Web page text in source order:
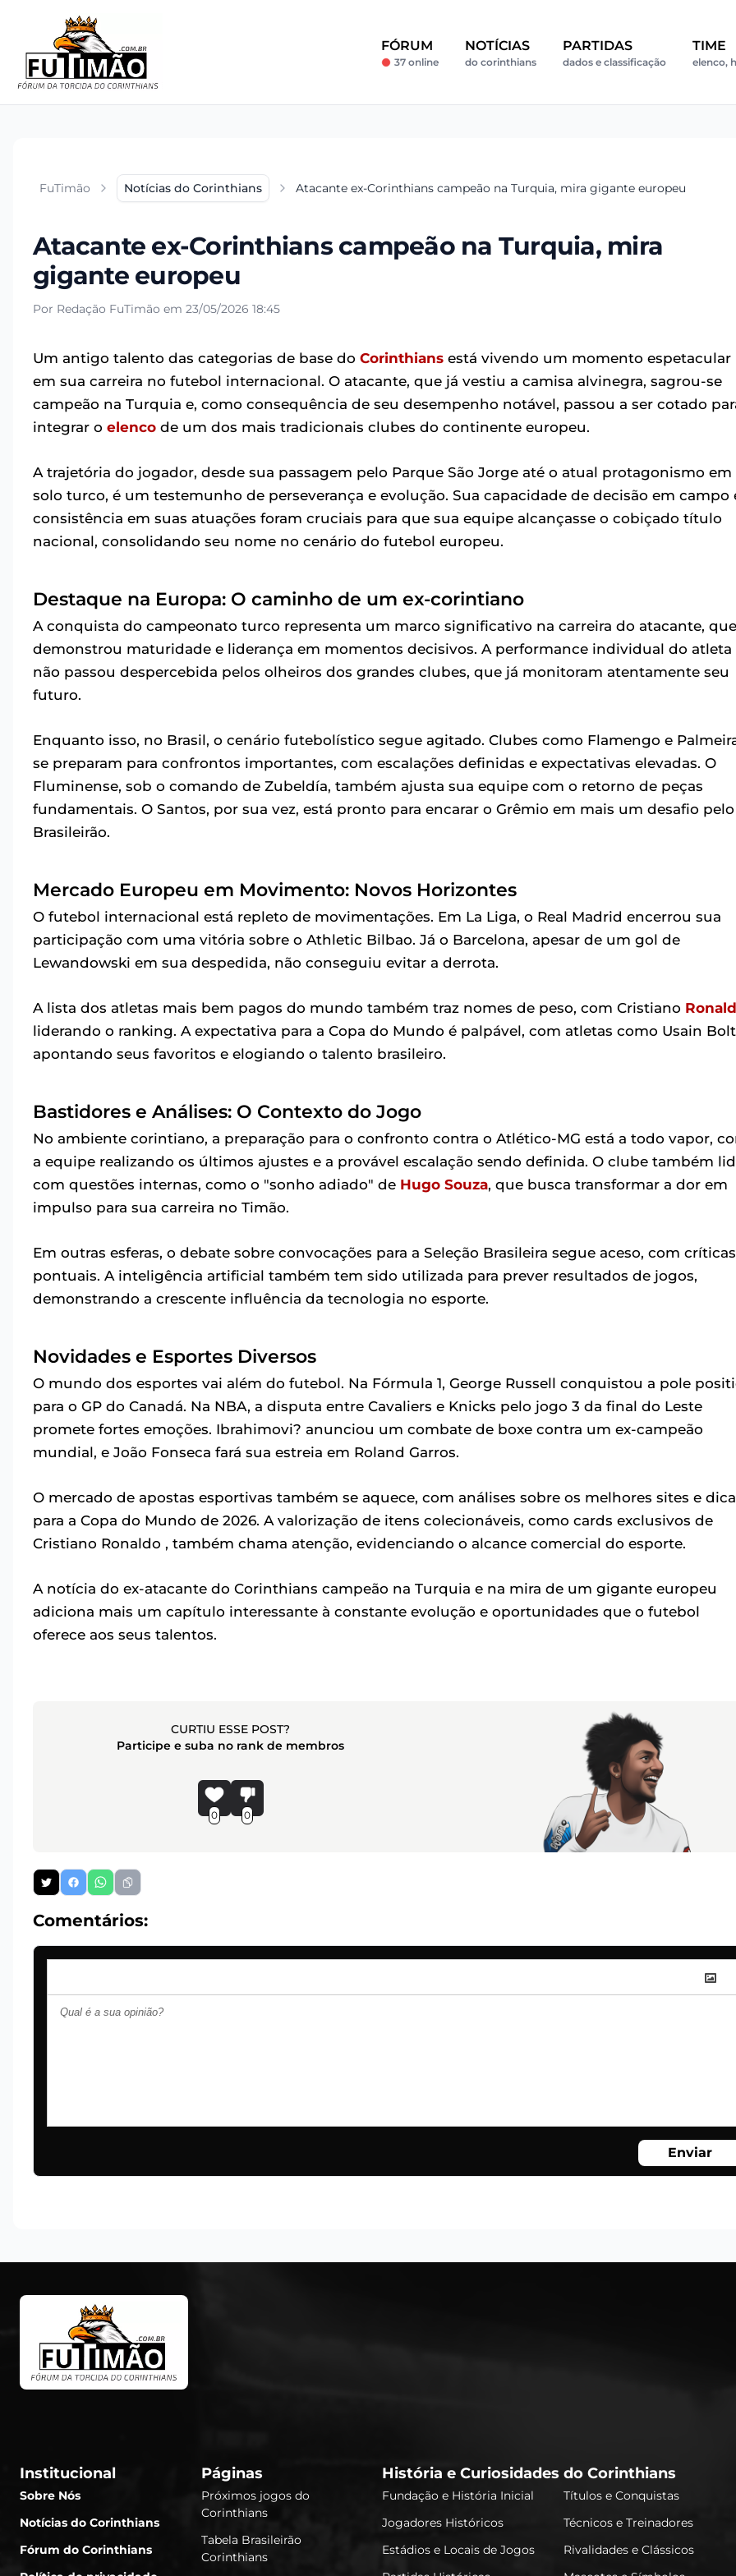
FÓRUM
37 online
NOTÍCIAS
do corinthians
PARTIDAS
dados e classificação
TIME
elenco,
FuTimão Notícias do Corinthians Atacante ex-Corinthians campeão na Turquia, mira gigante europeu
Atacante ex-Corinthians campeão na Turquia, mira
gigante europeu
Por Redação FuTimão em 23/05/2026 18:45
Um antigo talento das categorias de base do Corinthians está vivendo um momento espetacular
em sua carreira no futebol internacional. O atacante, que já vestiu a camisa alvinegra, sagrou-se
campeão na Turquia e, como consequência de seu desempenho notável, passou a ser cotado
integrar o elenco de um dos mais tradicionais clubes do continente europeu.
A trajetória do jogador, desde sua passagem pelo Parque São Jorge até o atual protagonismo em
solo turco, é um testemunho de perseverança e evolução. Sua capacidade de decisão em campo
consistência em suas atuações foram cruciais para que sua equipe alcançasse o cobiçado título
nacional, consolidando seu nome no cenário do futebol europeu.
Destaque na Europa: O caminho de um ex-corintiano
A conquista do campeonato turco representa um marco significativo na carreira do atacante, que
demonstrou maturidade e liderança em momentos decisivos. A performance individual do atleta
não passou despercebida pelos olheiros dos grandes clubes, que já monitoram atentamente seu
futuro.
Enquanto isso, no Brasil, o cenário futebolístico segue agitado. Clubes como Flamengo e
se preparam para confrontos importantes, com escalações definidas e expectativas elevadas. O
Fluminense, sob o comando de Zubeldía, também ajusta sua equipe com o retorno de peças
fundamentais. O Santos, por sua vez, está pronto para encarar o Grêmio em mais um desafio pelo
Brasileirão.
Mercado Europeu em Movimento: Novos Horizontes
O futebol internacional está repleto de movimentações. Em La Liga, o Real Madrid encerrou sua
participação com uma vitória sobre o Athletic Bilbao. Já o Barcelona, apesar de um gol de
Lewandowski em sua despedida, não conseguiu evitar a derrota.
A lista dos atletas mais bem pagos do mundo também traz nomes de peso, com Cristiano
liderando o ranking. A expectativa para a Copa do Mundo é palpável, com atletas como Usain
apontando seus favoritos e elogiando o talento brasileiro.
Bastidores e Análises: O Contexto do Jogo
No ambiente corintiano, a preparação para o confronto contra o Atlético-MG está a todo vapor,
a equipe realizando os últimos ajustes e a provável escalação sendo definida. O clube também
com questões internas, como o "sonho adiado" de Hugo Souza, que busca transformar a dor em
impulso para sua carreira no Timão.
Em outras esferas, o debate sobre convocações para a Seleção Brasileira segue aceso, com críticas
pontuais. A inteligência artificial também tem sido utilizada para prever resultados de jogos,
demonstrando a crescente influência da tecnologia no esporte.
Novidades e Esportes Diversos
O mundo dos esportes vai além do futebol. Na Fórmula 1, George Russell conquistou a pole
para o GP do Canadá. Na NBA, a disputa entre Cavaliers e Knicks pelo jogo 3 da final do Leste
promete fortes emoções. Ibrahimovi? anunciou um combate de boxe contra um ex-campeão
mundial, e João Fonseca fará sua estreia em Roland Garros.
O mercado de apostas esportivas também se aquece, com análises sobre os melhores sites e
para a Copa do Mundo de 2026. A valorização de itens colecionáveis, como cards exclusivos de
Cristiano Ronaldo , também chama atenção, evidenciando o alcance comercial do esporte.
A notícia do ex-atacante do Corinthians campeão na Turquia e na mira de um gigante europeu
adiciona mais um capítulo interessante à constante evolução e oportunidades que o futebol
oferece aos seus talentos.
CURTIU ESSE POST?
Participe e suba no rank de membros
0 0
Comentários:
Enviar
Institucional
Sobre Nós
Notícias do Corinthians
Fórum do Corinthians
Páginas
Próximos jogos do
Corinthians
Tabela Brasileirão
Corinthians
História e Curiosidades do Corinthians
Fundação e História Inicial
Títulos e Conquistas
Jogadores Históricos
Técnicos e Treinadores
Estádios e Locais de Jogos
Rivalidades e Clássicos